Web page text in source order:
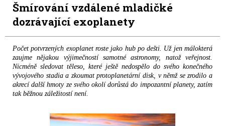
Šmírování vzdálené mladičké
dozrávající exoplanety
Počet potvrzených exoplanet roste jako hub po dešti. Už jen málokterá
zaujme nějakou výjimečností samotné astronomy, natož veřejnost.
Nicméně sledovat těleso, které ještě nedospělo do svého konečného
vývojového stadia a zkoumat protoplanetární disk, v němž se zrodilo a
akrecí další hmoty ze svého okolí dorůstá do impozantní planety, zatím
tak běžnou záležitostí není.